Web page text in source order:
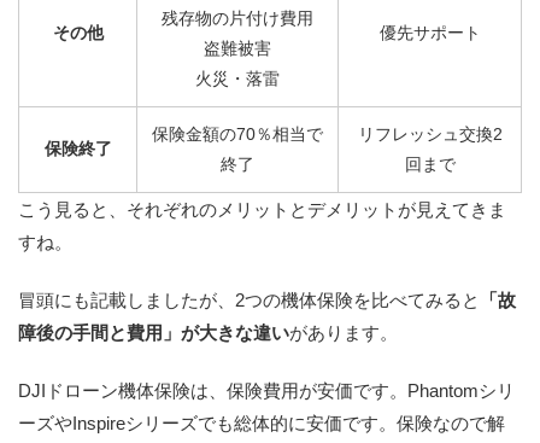
その他
残存物の片付け費用
盗難被害
火災・落雷
優先サポート
保険終了
保険金額の70％相当で
終了
リフレッシュ交換2
回まで
こう見ると、それぞれのメリットとデメリットが見えてきま
すね。
冒頭にも記載しましたが、2つの機体保険を比べてみると
「故
障後の手間と費用」が大きな違いがあります。
DJIドローン機体保険は、保険費用が安価です。Phantomシリ
ーズやInspireシリーズでも総体的に安価です。保険なので解